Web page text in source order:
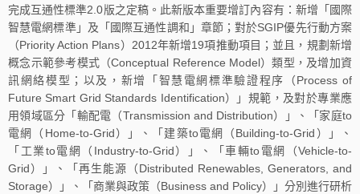
完成互通性標準2.0版之定稿。此新版本重要增訂內容有：新增「國際
智慧電網標準」及「國際互通性調和」章節；對於SGIP優先行動方案
（Priority Action Plans）2012年新增19項推動項目；並且，規劃新增
概念示範參考模式（Conceptual Reference Model）類型，及增加資
訊網絡模型；以及，新增「智慧電網標準驗證程序（Process of
Future Smart Grid Standards Identification）」規範，及對於專業應
用領域區分「輸配電（Transmission and Distribution）」、「家庭to
電網（Home-to-Grid）」、「建築to電網（Building-to-Grid）」、
「工業to電網（Industry-to-Grid）」、「車輛to電網（Vehicle-to-
Grid）」、「再生能源（Distributed Renewables, Generators, and
Storage）」、「商業與政策（Business and Policy）」分別進行研析